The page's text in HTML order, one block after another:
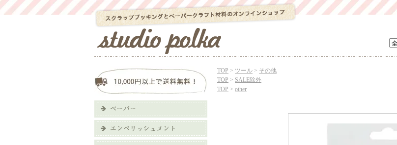
TOP > ツール > その他
TOP > SALE除外
TOP > other